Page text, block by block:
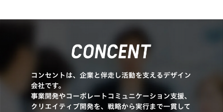
コンセントは、企業と伴走し活動を支えるデザイン
会社です。
事業開発やコーポレートコミュニケーション支援、
クリエイティブ開発を、戦略から実行まで一貫して